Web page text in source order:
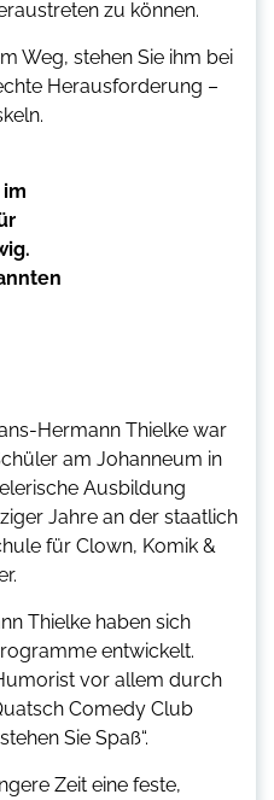
zu können.
Weg, stehen Sie ihm bei
Herausforderung –
im
Hermann Thielke war
am Johanneum in
Ausbildung
Jahre an der staatlich
für Clown, Komik &
Thielke haben sich
entwickelt.
vor allem durch
Comedy Club
Sie Spaß“.
Zeit eine feste,